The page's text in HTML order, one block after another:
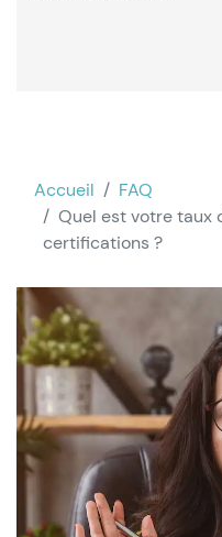
Accueil
FAQ
Quel est votre taux
certifications ?